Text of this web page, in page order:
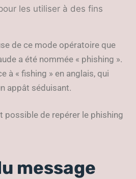
les utiliser à des fins
de ce mode opératoire que
a été nommée « phishing ».
à « fishing » en anglais, qui
appât séduisant.
possible de repérer le phishing
message